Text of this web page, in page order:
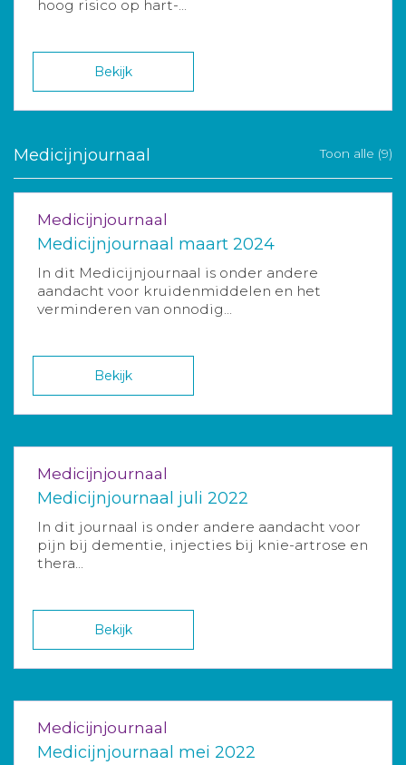
hoog risico op hart-...
Bekijk
Medicijnjournaal Toon alle (9)
Medicijnjournaal
Medicijnjournaal maart 2024
In dit Medicijnjournaal is onder andere
aandacht voor kruidenmiddelen en het
verminderen van onnodig...
Bekijk
Medicijnjournaal
Medicijnjournaal juli 2022
In dit journaal is onder andere aandacht voor
pijn bij dementie, injecties bij knie-artrose en
thera...
Bekijk
Medicijnjournaal
Medicijnjournaal mei 2022